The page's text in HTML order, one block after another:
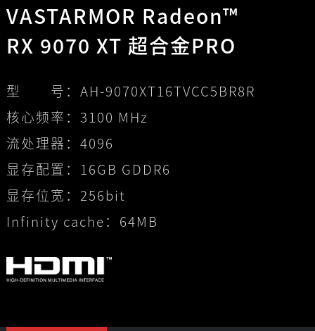
VASTARMOR Radeon™
RX 9070 XT 超合金PRO
型 号： AH-9070XT16TVCC5BR8R
核心频率： 3100 MHz
流处理器： 4096
显存配置： 16GB GDDR6
显存位宽： 256bit
Infinity cache： 64MB